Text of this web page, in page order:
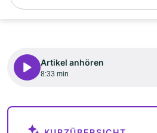
Artikel anhören
8:33 min